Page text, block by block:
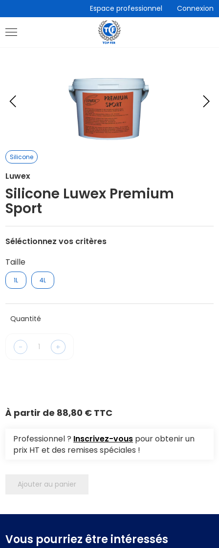
directement
au
contenu
Espace professionnel Connexion
Eléments
précédent
Silicone
Luwex
Silicone Luwex Premium
Sport
Séléctionnez vos critères
Taille
1L 4L
Quantité
- +
À partir de 88,80 € TTC
Professionnel ? Inscrivez-vous pour obtenir un
prix HT et des remises spéciales !
Ajouter au panier
Vous pourriez être intéressés